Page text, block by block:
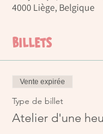
4000 Liège, Belgique
Billets
Vente expirée
Type de billet
Atelier d'une